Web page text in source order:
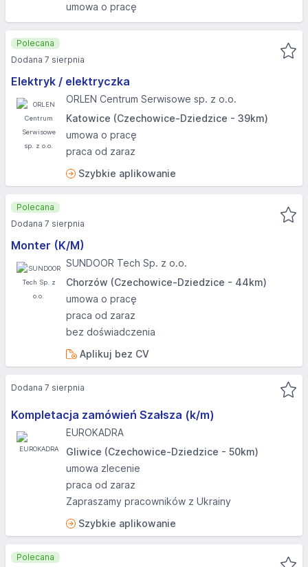
umowa o pracę
Elektryk / elektryczka
ORLEN Centrum Serwisowe sp. z o.o.
Katowice (Czechowice-Dziedzice - 39km)
umowa o pracę
praca od zaraz
Szybkie aplikowanie
Polecana
Dodana 7 sierpnia
Monter (K/M)
SUNDOOR Tech Sp. z o.o.
Chorzów (Czechowice-Dziedzice - 44km)
umowa o pracę
praca od zaraz
bez doświadczenia
Aplikuj bez CV
Polecana
Dodana 7 sierpnia
Kompletacja zamówień Szałsza (k/m)
EUROKADRA
Gliwice (Czechowice-Dziedzice - 50km)
umowa zlecenie
praca od zaraz
Zapraszamy pracowników z Ukrainy
Szybkie aplikowanie
Dodana 7 sierpnia
Polecana